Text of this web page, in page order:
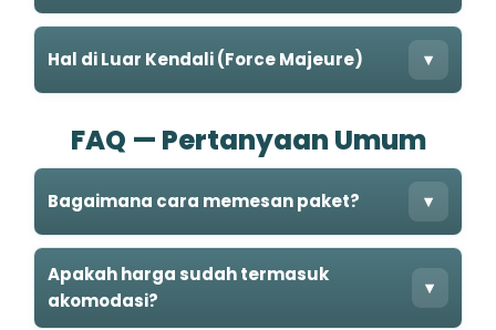
Hal di Luar Kendali (Force Majeure) ▾
FAQ — Pertanyaan Umum
Bagaimana cara memesan paket? ▾
Apakah harga sudah termasuk
akomodasi?
▾